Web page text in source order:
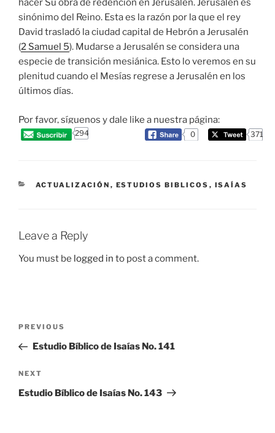
hacer Su obra de redención en Jerusalén. Jerusalén es
sinónimo del Reino. Esta es la razón por la que el rey
David trasladó la ciudad capital de Hebrón a Jerusalén
(2 Samuel 5). Mudarse a Jerusalén se considera una
especie de transición mesiánica. Esto lo veremos en su
plenitud cuando el Mesías regrese a Jerusalén en los
últimos días.
Por favor, síguenos y dale like a nuestra página:
294 0 371
CATEGORIES
ACTUALIZACIÓN , ESTUDIOS BIBLICOS , ISAÍAS
Leave a Reply
You must be logged in to post a comment.
Previous
Post
PREVIOUS
Estudio Bíblico de Isaías No. 141
Next
Post
NEXT
Estudio Bíblico de Isaías No. 143